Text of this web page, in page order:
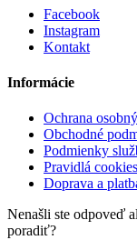
Facebook
Instagram
Kontakt
Informácie
Ochrana
Obchodné
Podmienky
Pravidlá cookies
Doprava a
Nenašli ste odpoveď
poradiť?